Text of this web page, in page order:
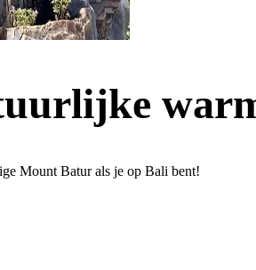
Mount Batur als je op Bali bent!